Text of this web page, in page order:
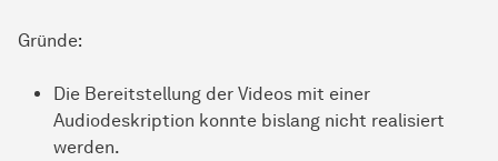
Gründe:
Die Bereitstellung der Videos mit einer
Audiodeskription konnte bislang nicht realisiert
werden.